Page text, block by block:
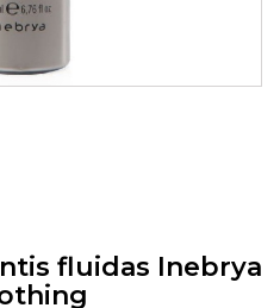
fluidas Inebrya